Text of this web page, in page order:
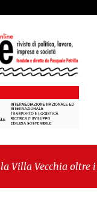
Vecchia oltre i